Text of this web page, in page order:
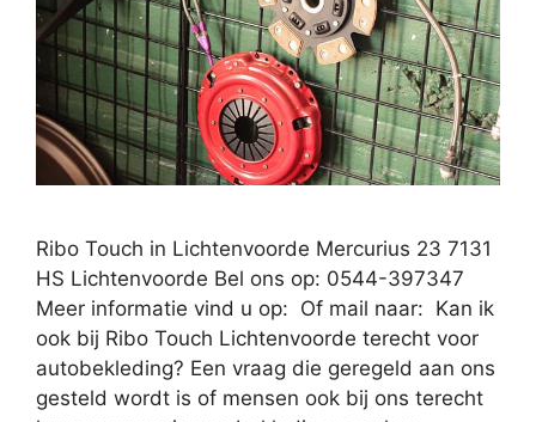
Ribo Touch in Lichtenvoorde Mercurius 23 7131
HS Lichtenvoorde Bel ons op: 0544-397347
Meer informatie vind u op: Of mail naar: Kan ik
ook bij Ribo Touch Lichtenvoorde terecht voor
autobekleding? Een vraag die geregeld aan ons
gesteld wordt is of mensen ook bij ons terecht